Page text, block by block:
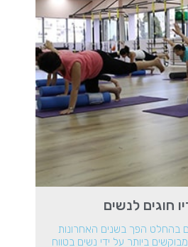
חוגים לנשים
בהחלט הפך בשנים האחרונות
ביותר על ידי נשים בטווח